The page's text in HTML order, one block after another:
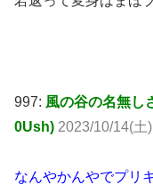
997: 風の谷の名無し
0Ush) 2023/10/14(土
なんやかんやでプリ